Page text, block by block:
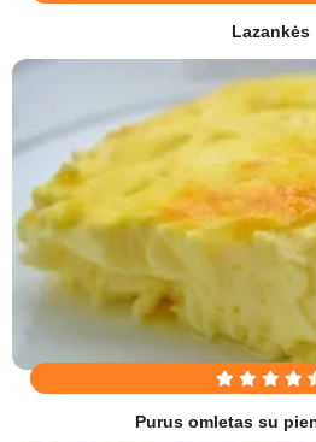
Lazankės
Purus omletas su